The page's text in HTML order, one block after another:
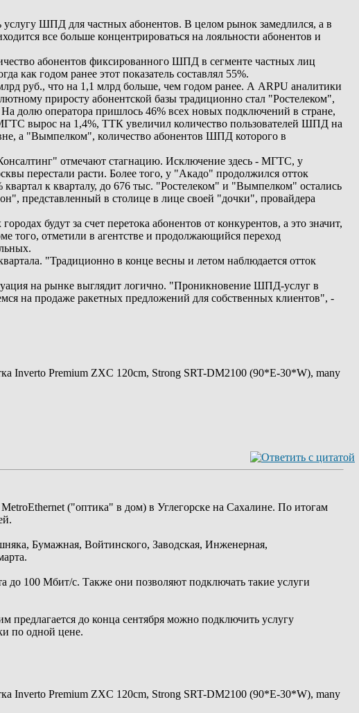
услугу ШПД для частных абонентов. В целом рынок замедлился, а в
все больше концентрироваться на лояльности абонентов и
абонентов фиксированного ШПД в сегменте частных лиц
как годом ранее этот показатель составлял 55%.
руб., что на 1,1 млрд больше, чем годом ранее. А ARPU аналитики
приросту абонентской базы традиционно стал "Ростелеком",
долю оператора пришлось 46% всех новых подключений в стране,
вырос на 1,4%, ТТК увеличил количество пользователей ШПД на
а "Вымпелком", количество абонентов ШПД которого в
отмечают стагнацию. Исключение здесь - МГТС, у
перестали расти. Более того, у "Акадо" продолжился отток
квартал к кварталу, до 676 тыс. "Ростелеком" и "Вымпелком" остались
представленный в столице в лице своей "дочки", провайдера
будут за счет перетока абонентов от конкурентов, а это значит,
того, отметили в агентстве и продолжающийся переход
"Традиционно в конце весны и летом наблюдается отток
на рынке выглядит логично. "Проникновение ШПД-услуг в
на продаже ракетных предложений для собственных клиентов", -
Inverto Premium ZXC 120cm, Strong SRT-DM2100 (90*E-30*W), many
("оптика" в дом) в Углегорске на Сахалине. По итогам
Бумажная, Войтинского, Заводская, Инженерная,
до 100 Мбит/с. Также они позволяют подключать такие услуги
до конца сентября можно подключить услугу
по одной цене.
Inverto Premium ZXC 120cm, Strong SRT-DM2100 (90*E-30*W), many